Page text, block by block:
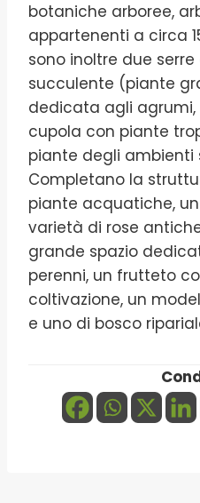
botaniche arboree,
appartenenti a circa
sono inoltre due
succulente (piante
dedicata agli
cupola con piante
piante degli ambienti
Completano la
piante acquatiche,
varietà di rose
grande spazio
perenni, un frutteto
coltivazione, un
e uno di bosco